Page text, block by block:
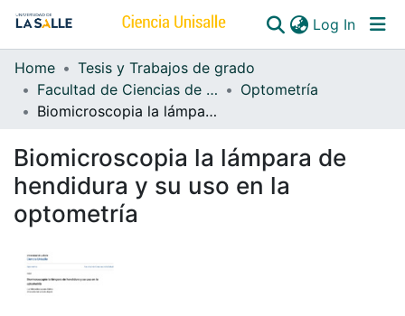
Log In
Communities & Collections
All of DSpace
Home
Tesis y Trabajos de grado
Facultad de Ciencias de la Salud
Optometría
Biomicroscopia la lámpara de hendidura y su uso en la optometría
Biomicroscopia la lámpara de
hendidura y su uso en la
optometría